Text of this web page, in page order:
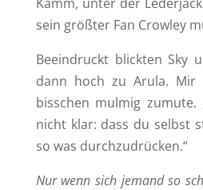
sein größter Fan Crowley
Beeindruckt blickten Sky
dann hoch zu Arula. Mir
bisschen mulmig
nicht klar: dass du selbst
so was durchzudrücken.“
Nur wenn sich jemand so